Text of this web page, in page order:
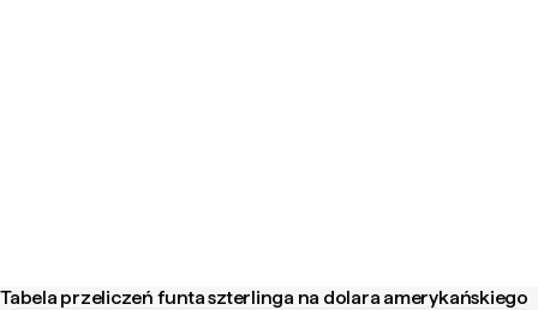
Tabela przeliczeń funta szterlinga na dolara amerykańskiego